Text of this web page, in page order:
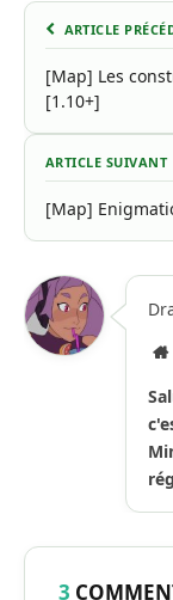
ARTICLE
[Map] Les
[1.10+]
ARTICLE SUIVANT
[Map]
3